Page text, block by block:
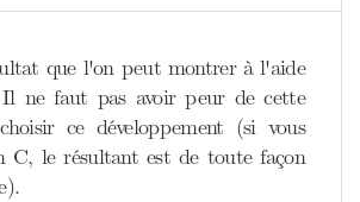
que l'on peut montrer à l'aide
ne faut pas avoir peur de cette
ce développement (si vous
C, le résultant est de toute façon